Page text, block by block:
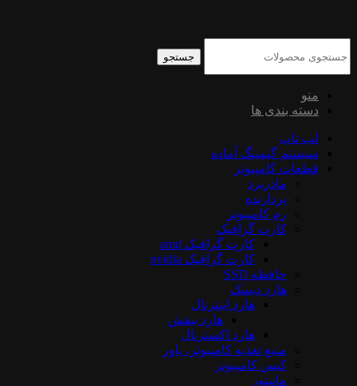
جستجو
منو
دسته بندی ها
لپ تاپ
سیستم گیمینگ آماده
قطعات کامپیوتر
مادربرد
پردازنده
رم کامپیوتر
کارت گرافیک
کارت گرافیک amd
کارت گرافیک nvidia
حافظه SSD
هارد دیسک
هارد اینترنال
هارد بنفش
هارد اکسترنال
منبع تغذیه کامپیوتر، پاور
کیس کامپیوتر
مانیتور